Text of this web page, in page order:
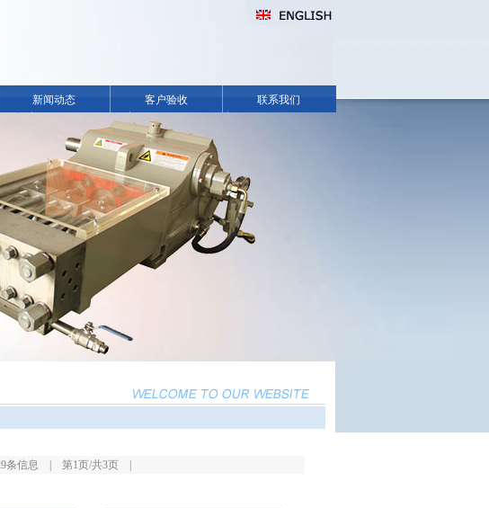
新闻动态 客户验收 联系我们
条信息 | 第1页/共3页 |